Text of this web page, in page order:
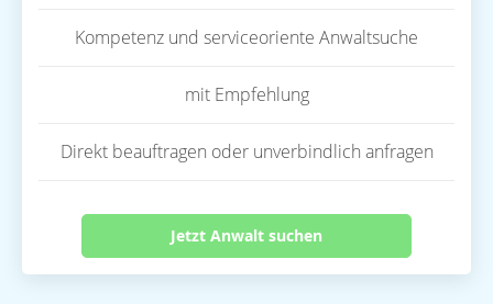
Kompetenz und serviceoriente Anwaltsuche
mit Empfehlung
Direkt beauftragen oder unverbindlich anfragen
Jetzt Anwalt suchen